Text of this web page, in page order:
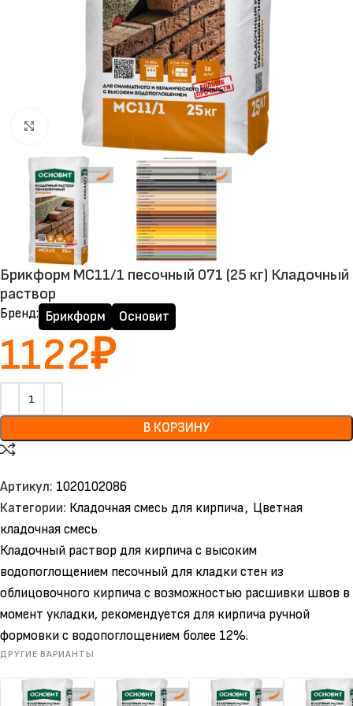
Нажмите, чтобы увеличить
Брикформ МС11/1 песочный 071 (25 кг) Кладочный
раствор
Бренд: Брикформ Основит
1122₽
В КОРЗИНУ
Артикул: 1020102086
Категории: Кладочная смесь для кирпича, Цветная
кладочная смесь
Кладочный раствор для кирпича с высоким
водопоглощением песочный для кладки стен из
облицовочного кирпича с возможностью расшивки швов в
момент укладки, рекомендуется для кирпича ручной
формовки с водопоглощением более 12%.
ДРУГИЕ ВАРИАНТЫ